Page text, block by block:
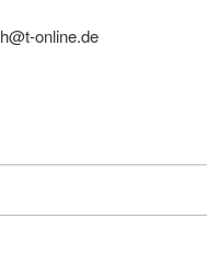
online.de